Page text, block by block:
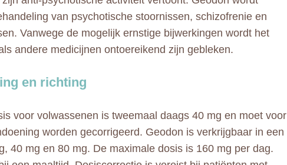
van psychotische stoornissen, schizofrenie en
Vanwege de mogelijk ernstige bijwerkingen wordt het
andere medicijnen ontoereikend zijn gebleken.
en richting
voor volwassenen is tweemaal daags 40 mg en moet voor
worden gecorrigeerd. Geodon is verkrijgbaar in een
40 mg en 80 mg. De maximale dosis is 160 mg per dag.